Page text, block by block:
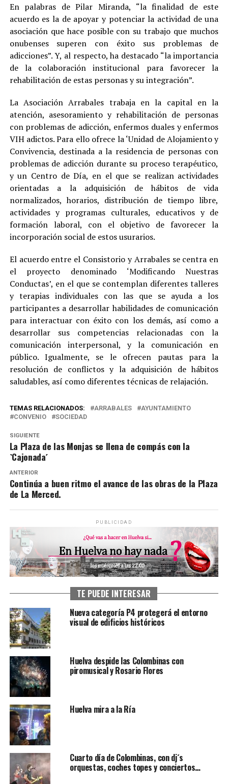
En palabras de Pilar Miranda, “la finalidad de este
acuerdo es la de apoyar y potenciar la actividad de una
asociación que hace posible con su trabajo que muchos
onubenses superen con éxito sus problemas de
adicciones”. Y, al respecto, ha destacado “la importancia
de la colaboración institucional para favorecer la
rehabilitación de estas personas y su integración”.
La Asociación Arrabales trabaja en la capital en la
atención, asesoramiento y rehabilitación de personas
con problemas de adicción, enfermos duales y enfermos
VIH adictos. Para ello ofrece la ‘Unidad de Alojamiento y
Convivencia, destinada a la residencia de personas con
problemas de adicción durante su proceso terapéutico,
y un Centro de Día, en el que se realizan actividades
orientadas a la adquisición de hábitos de vida
normalizados, horarios, distribución de tiempo libre,
actividades y programas culturales, educativos y de
formación laboral, con el objetivo de favorecer la
incorporación social de estos usurarios.
El acuerdo entre el Consistorio y Arrabales se centra en
el proyecto denominado ‘Modificando Nuestras
Conductas’, en el que se contemplan diferentes talleres
y terapias individuales con las que se ayuda a los
participantes a desarrollar habilidades de comunicación
para interactuar con éxito con los demás, así como a
desarrollar sus competencias relacionadas con la
comunicación interpersonal, y la comunicación en
público. Igualmente, se le ofrecen pautas para la
resolución de conflictos y la adquisición de hábitos
saludables, así como diferentes técnicas de relajación.
TEMAS RELACIONADOS: ARRABALES
AYUNTAMIENTO
CONVENIO
SOCIEDAD
SIGUIENTE
La Plaza de las Monjas se llena de compás con la
`Cajonada´
ANTERIOR
Continúa a buen ritmo el avance de las obras de la Plaza
de La Merced.
PUBLICIDAD
TE PUEDE INTERESAR
Nueva categoría P4 protegerá el entorno
visual de edificios históricos
Huelva despide las Colombinas con
piromusical y Rosario Flores
Huelva mira a la Ría
Cuarto día de Colombinas, con dj´s
orquestas, coches topes y conciertos…